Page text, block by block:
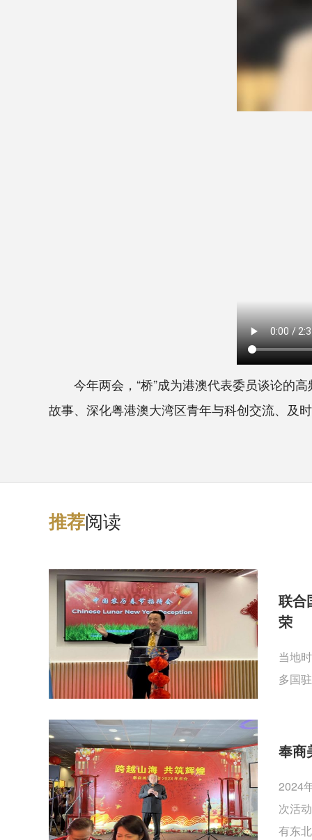
今年两会，“桥”成为港澳代表委员谈论的高
故事、深化粤港澳大湾区青年与科创交流、及
推荐阅读
联合
荣
当地
多国
奉商
2024
次活
有东